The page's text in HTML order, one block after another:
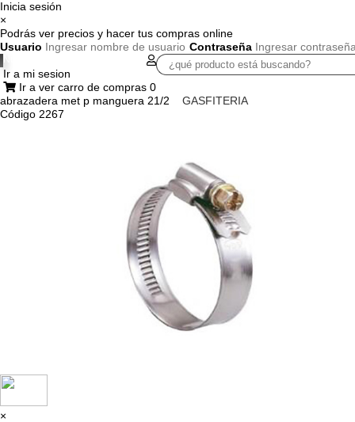
Inicia sesión
×
Podrás ver precios y hacer tus compras online
Usuario
Contraseña
Ir a mi sesion
Ir a ver carro de compras 0
abrazadera met p manguera 21/2
GASFITERIA
Código 2267
×